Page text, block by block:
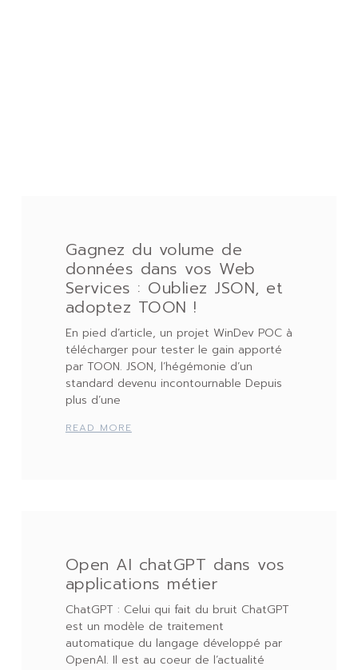
Gagnez du volume de
données dans vos Web
Services : Oubliez JSON, et
adoptez TOON !
En pied d’article, un projet WinDev POC à
télécharger pour tester le gain apporté
par TOON. JSON, l’hégémonie d’un
standard devenu incontournable Depuis
plus d’une
READ MORE
Open AI chatGPT dans vos
applications métier
ChatGPT : Celui qui fait du bruit ChatGPT
est un modèle de traitement
automatique du langage développé par
OpenAI. Il est au coeur de l’actualité